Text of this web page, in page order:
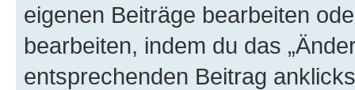
eigenen Beiträge bearbeiten
bearbeiten, indem du das
entsprechenden Beitrag